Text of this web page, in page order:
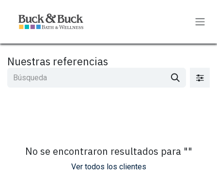
Nuestras referencias
No se encontraron resultados para ""
Ver todos los clientes